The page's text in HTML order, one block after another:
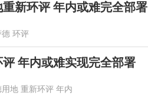
新环评 年内或难完全部署
德 环评
年内或难实现完全部署
用地 重新环评 年内